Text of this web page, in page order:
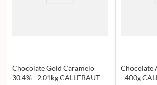
Chocolate Gold Caramelo
30,4% - 2,01kg CALLEBAUT
Chocolate
- 400g